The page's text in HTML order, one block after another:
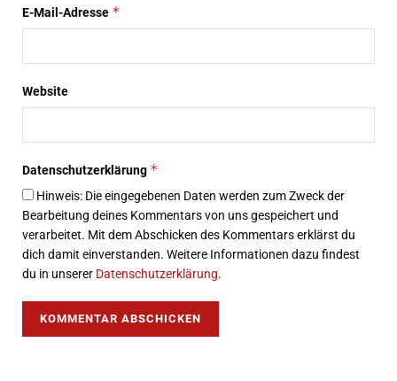
E-Mail-Adresse *
Website
Datenschutzerklärung *
Hinweis: Die eingegebenen Daten werden zum Zweck der
Bearbeitung deines Kommentars von uns gespeichert und
verarbeitet. Mit dem Abschicken des Kommentars erklärst du
dich damit einverstanden. Weitere Informationen dazu findest
du in unserer Datenschutzerklärung.